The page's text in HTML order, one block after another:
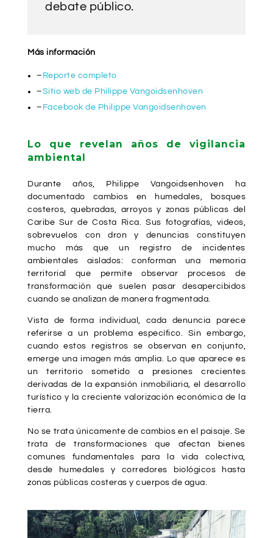
debate público.
Más información
– Reporte completo
–Sitio web de Philippe Vangoidsenhoven
– Facebook de Philippe Vangoidsenhoven
Lo que revelan años de vigilancia
ambiental
Durante años, Philippe Vangoidsenhoven ha
documentado cambios en humedales, bosques
costeros, quebradas, arroyos y zonas públicas del
Caribe Sur de Costa Rica. Sus fotografías, videos,
sobrevuelos con dron y denuncias constituyen
mucho más que un registro de incidentes
ambientales aislados: conforman una memoria
territorial que permite observar procesos de
transformación que suelen pasar desapercibidos
cuando se analizan de manera fragmentada.
Vista de forma individual, cada denuncia parece
referirse a un problema específico. Sin embargo,
cuando estos registros se observan en conjunto,
emerge una imagen más amplia. Lo que aparece es
un territorio sometido a presiones crecientes
derivadas de la expansión inmobiliaria, el desarrollo
turístico y la creciente valorización económica de la
tierra.
No se trata únicamente de cambios en el paisaje. Se
trata de transformaciones que afectan bienes
comunes fundamentales para la vida colectiva,
desde humedales y corredores biológicos hasta
zonas públicas costeras y cuerpos de agua.